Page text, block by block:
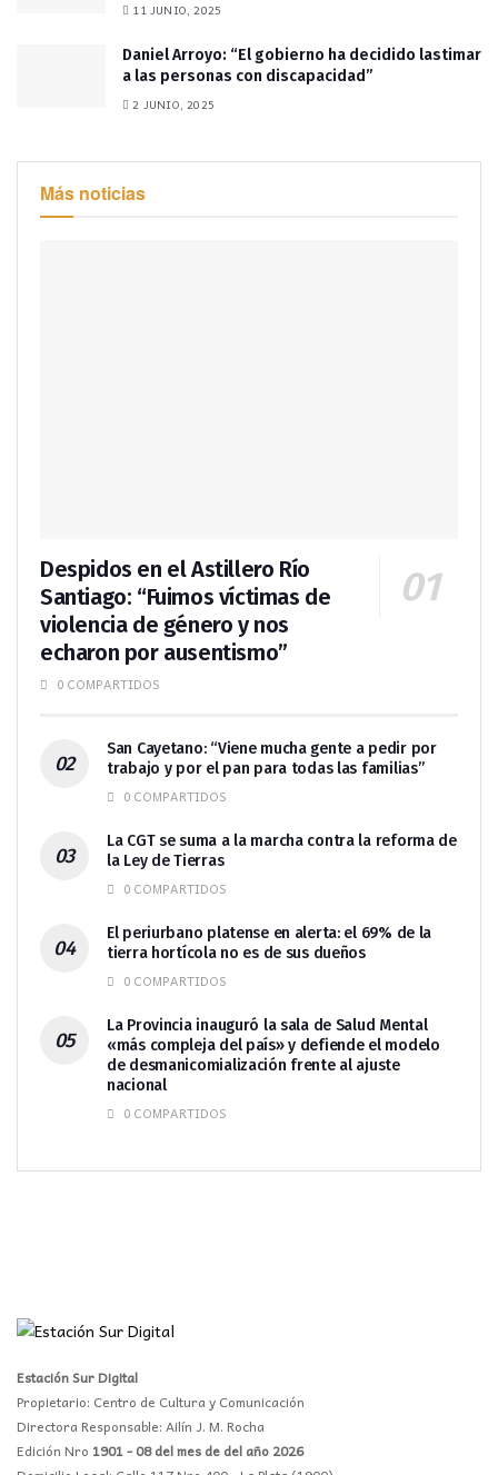
11 JUNIO, 2025
Daniel Arroyo: “El gobierno ha decidido lastimar
a las personas con discapacidad”
2 JUNIO, 2025
Más noticias
Despidos en el Astillero Río
Santiago: “Fuimos víctimas de
violencia de género y nos
echaron por ausentismo”
0 COMPARTIDOS
San Cayetano: “Viene mucha gente a pedir por
trabajo y por el pan para todas las familias”
0 COMPARTIDOS
La CGT se suma a la marcha contra la reforma de
la Ley de Tierras
0 COMPARTIDOS
El periurbano platense en alerta: el 69% de la
tierra hortícola no es de sus dueños
0 COMPARTIDOS
La Provincia inauguró la sala de Salud Mental
«más compleja del país» y defiende el modelo
de desmanicomialización frente al ajuste
nacional
0 COMPARTIDOS
Estación Sur Digital
Propietario: Centro de Cultura y Comunicación
Directora Responsable: Ailín J. M. Rocha
Edición Nro 1901 - 08 del mes de del año 2026